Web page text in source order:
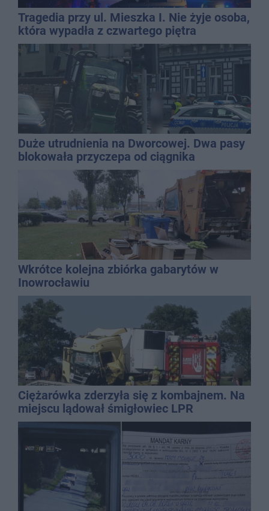
Tragedia przy ul. Mieszka I. Nie żyje osoba,
która wypadła z czwartego piętra
Duże utrudnienia na Dworcowej. Dwa pasy
blokowała przyczepa od ciągnika
Wkrótce kolejna zbiórka gabarytów w
Inowrocławiu
Ciężarówka zderzyła się z kombajnem. Na
miejscu lądował śmigłowiec LPR